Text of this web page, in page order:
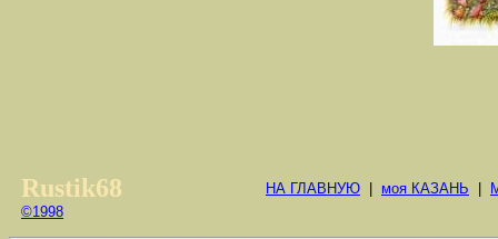
Rustik68
©1998
НА ГЛАВНУЮ моя КАЗАНЬ